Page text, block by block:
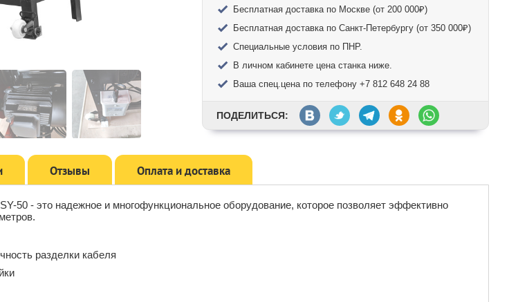
Бесплатная доставка по Москве (от 200 000₽)
Бесплатная доставка по Санкт-Петербургу (от 350 000₽)
Специальные условия по ПНР.
В личном кабинете цена станка ниже.
Ваша спец.цена по телефону +7 812 648 24 88
ПОДЕЛИТЬСЯ:
Отзывы Оплата и доставка
50 - это надежное и многофункциональное оборудование, которое позволяет эффективно
разделки кабеля